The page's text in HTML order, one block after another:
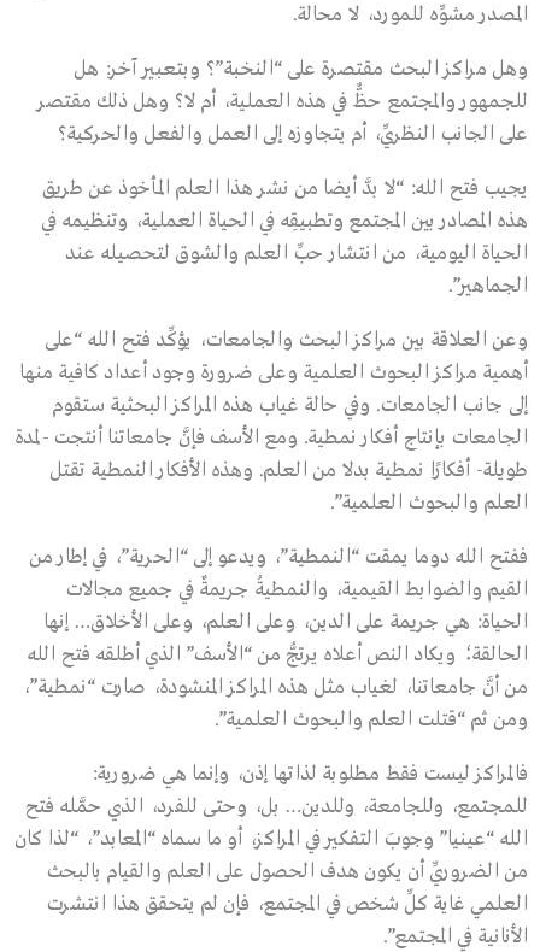
المصدر مشوِّه للمورد، لا محالة.
وهل مراكز البحث مقتصرة على “النخبة”؟ وبتعبير آخر: هل
للجمهور والمجتمع حظٌّ في هذه العملية، أم لا؟ وهل ذلك مقتصر
على الجانب النظريِّ، أم يتجاوزه إلى العمل والفعل والحركية؟
يجيب فتح الله: “لا بدَّ أيضا من نشر هذا العلم المأخوذ عن طريق
هذه المصادر بين المجتمع وتطبيقِه في الحياة العملية، وتنظيمه في
الحياة اليومية، من انتشار حبِّ العلم والشوق لتحصيله عند
الجماهير”.
وعن العلاقة بين مراكز البحث والجامعات، يؤكِّد فتح الله “على
أهمية مراكز البحوث العلمية وعلى ضرورة وجود أعداد كافية منها
إلى جانب الجامعات. وفي حالة غياب هذه المراكز البحثية ستقوم
الجامعات بإنتاج أفكار نمطية. ومع الأسف فإنَّ جامعاتنا أنتجت -لمدة
طويلة- أفكارًا نمطية بدلا من العلم. وهذه الأفكار النمطية تقتل
العلم والبحوث العلمية”.
ففتح الله دوما يمقت “النمطية”، ويدعو إلى “الحرية”، في إطار من
القيم والضوابط القيمية، والنمطيةُ جريمةٌ في جميع مجالات
الحياة: هي جريمة على الدين، وعلى العلم، وعلى الأخلاق… إنها
الحالقة؛ ويكاد النص أعلاه يرتجُّ من “الأسف” الذي أطلقه فتح الله
من أنَّ جامعاتنا، لغياب مثل هذه المراكز المنشودة، صارت “نمطية”،
ومن ثم “قتلت العلم والبحوث العلمية”.
فالمراكز ليست فقط مطلوبة لذاتها إذن، وإنما هي ضرورية:
للمجتمع، وللجامعة، وللدين… بل، وحتى للفرد، الذي حمَّله فتح
الله “عينيا” وجوبَ التفكير في المراكز، أو ما سماه “المعابد”، “لذا كان
من الضروريِّ أن يكون هدف الحصول على العلم والقيام بالبحث
العلمي غاية كلِّ شخص في المجتمع، فإن لم يتحقق هذا انتشرت
الأنانية في المجتمع”.